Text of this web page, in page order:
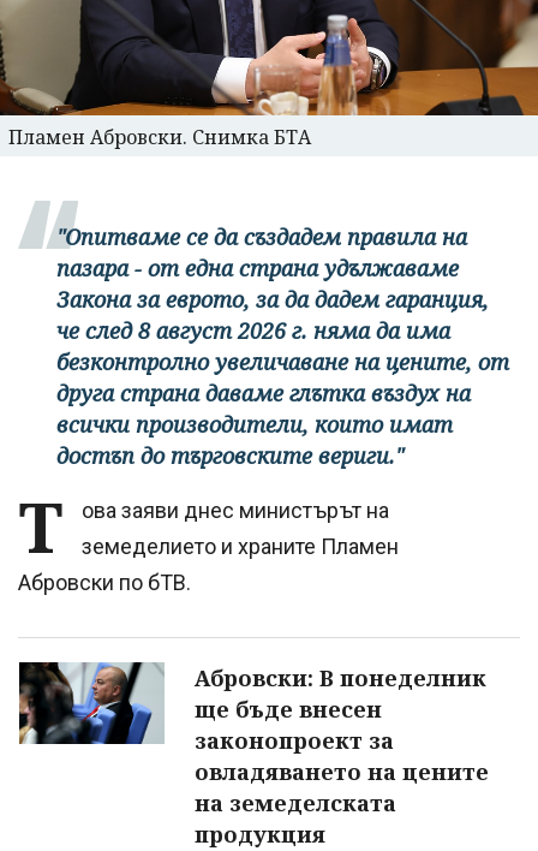
Пламен Абровски. Снимка БТА
"Опитваме се да създадем правила на
пазара - от една страна удължаваме
Закона за еврото, за да дадем гаранция,
че след 8 август 2026 г. няма да има
безконтролно увеличаване на цените, от
друга страна даваме глътка въздух на
всички производители, които имат
достъп до търговските вериги."
Т
ова заяви днес министърът на
земеделието и храните Пламен
Абровски по бТВ.
Абровски: В понеделник
ще бъде внесен
законопроект за
овладяването на цените
на земеделската
продукция